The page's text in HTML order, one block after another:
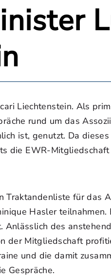
Liechtenstein. Als
rund um das
ist, genutzt. Da
die EWR-
für das
Hasler
des
der Mitgliedschaft
und die damit
Gespräche.